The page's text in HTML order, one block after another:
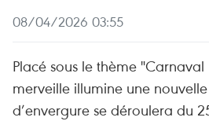
08/04/2026 03:55
Placé sous le thème
merveille illumine une
d’envergure se déroulera du